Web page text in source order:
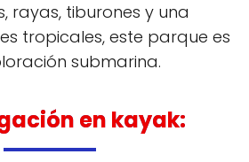
rayas, tiburones y una
tropicales, este parque es
submarina.
en kayak: